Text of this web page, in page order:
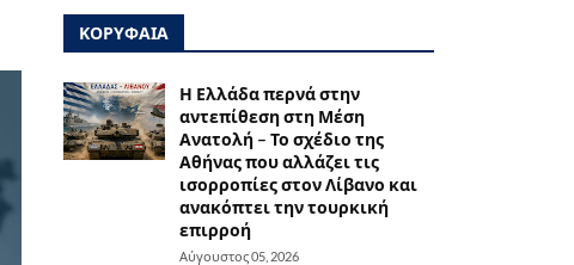
ΚΟΡΥΦΑΙΑ
Η Ελλάδα περνά στην
αντεπίθεση στη Μέση
Ανατολή – Το σχέδιο της
Αθήνας που αλλάζει τις
ισορροπίες στον Λίβανο και
ανακόπτει την τουρκική
επιρροή
Αύγουστος 05, 2026